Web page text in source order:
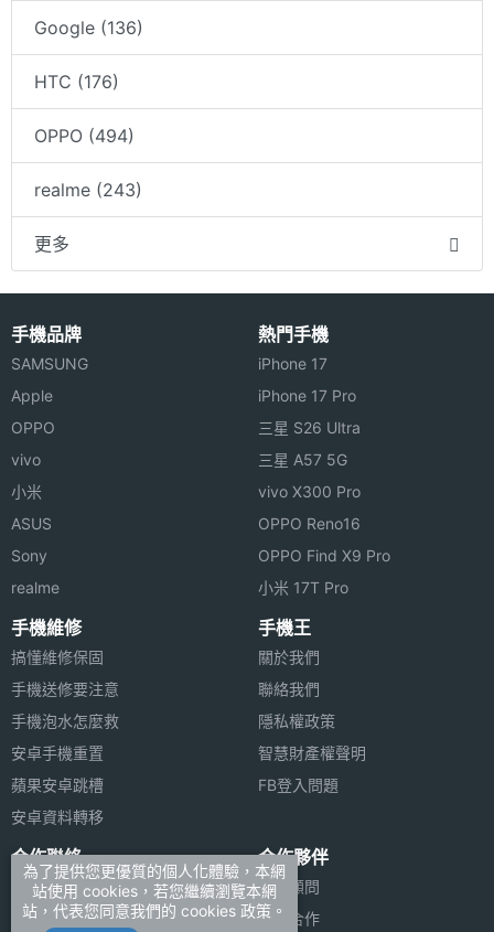
Google (136)
HTC (176)
OPPO (494)
realme (243)
更多
手機品牌
SAMSUNG
Apple
OPPO
vivo
小米
ASUS
Sony
realme
熱門手機
iPhone 17
iPhone 17 Pro
三星 S26 Ultra
三星 A57 5G
vivo X300 Pro
OPPO Reno16
OPPO Find X9 Pro
小米 17T Pro
手機維修
搞懂維修保固
手機送修要注意
手機泡水怎麼救
安卓手機重置
蘋果安卓跳槽
安卓資料轉移
手機王
關於我們
聯絡我們
隱私權政策
智慧財產權聲明
FB登入問題
合作聯絡
廣告刊登
加入商店報價
合作夥伴
法律顧問
媒體合作
為了提供您更優質的個人化體驗，本網
站使用 cookies，若您繼續瀏覽本網
站，代表您同意我們的 cookies 政策。